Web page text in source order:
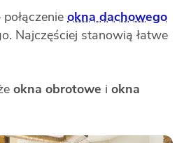
połączenie okna dachowego
Najczęściej stanowią łatwe
okna obrotowe i okna